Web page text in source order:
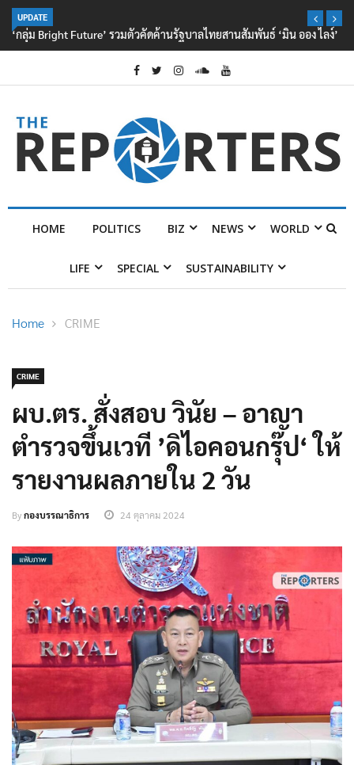
UPDATE
‘กลุ่ม Bright Future’ รวมตัวคัดค้านรัฐบาลไทยสานสัมพันธ์ ‘มิน ออง ไลง์’
HOME POLITICS BIZ NEWS WORLD
LIFE SPECIAL SUSTAINABILITY
Home CRIME
CRIME
ผบ.ตร. สั่งสอบ วินัย – อาญา
ตำรวจขึ้นเวที ’ดิไอคอนกรุ๊ป‘ ให้
รายงานผลภายใน 2 วัน
Byกองบรรณาธิการ 24 ตุลาคม 2024